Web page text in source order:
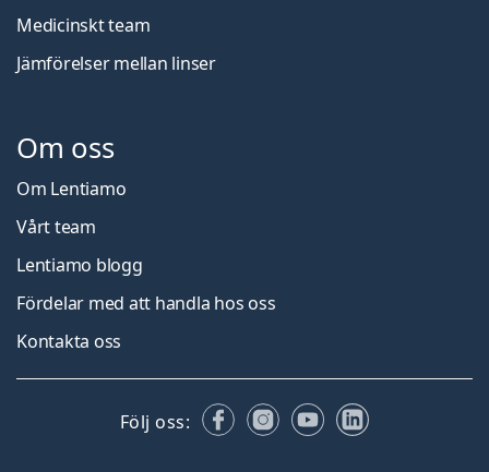
Medicinskt team
Jämförelser mellan linser
Om oss
Om Lentiamo
Vårt team
Lentiamo blogg
Fördelar med att handla hos oss
Kontakta oss
Följ oss: FacebookInstagram
YouTubeLinkedIn